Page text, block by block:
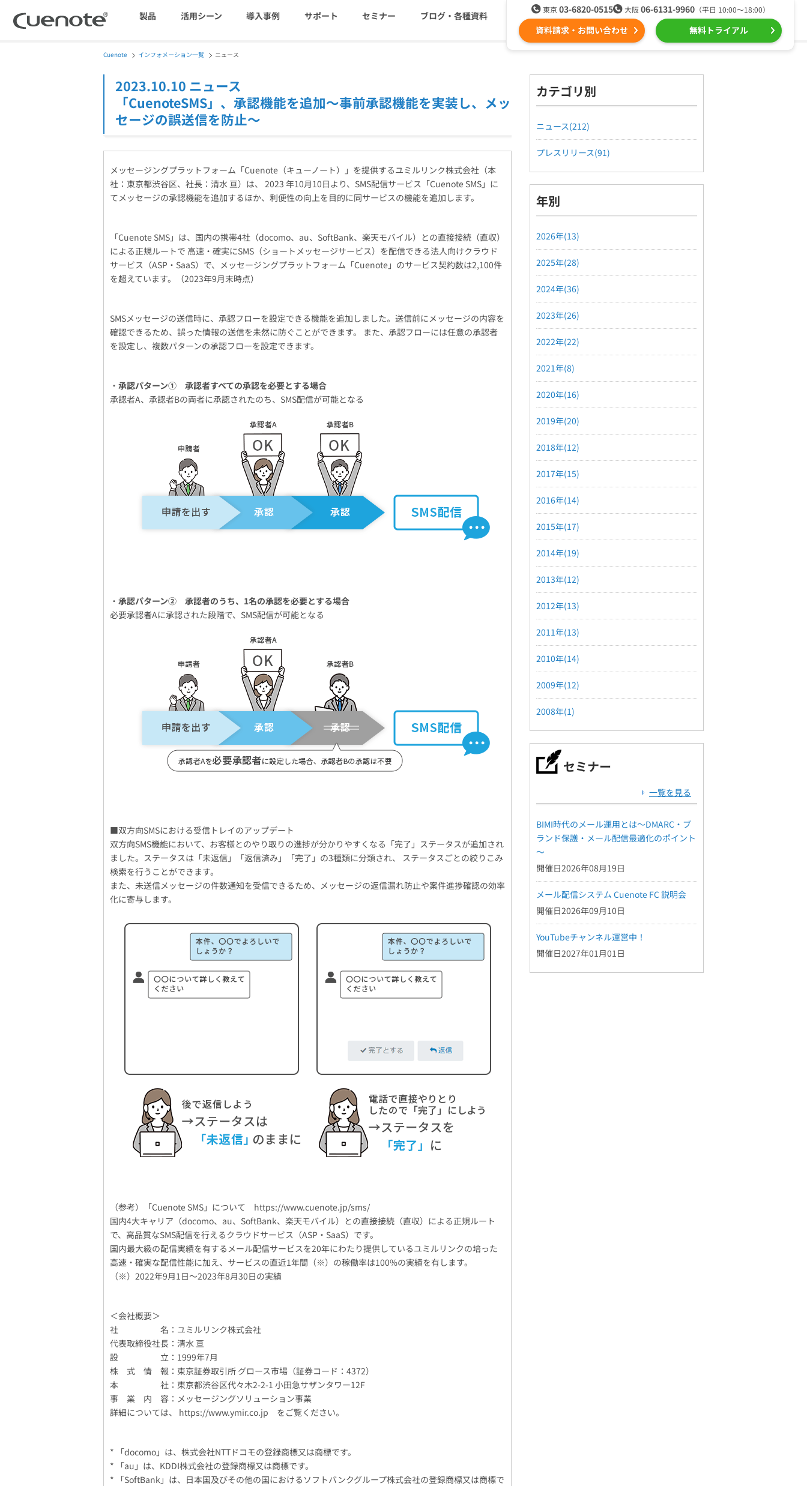
製品
メール配信システム メールリレーサーバー kintone（キントーン）メール配信
SMS配信サービス 認証サービス
SNSプロモーション支援事業
活用シーン
会員獲得／ニーズ把握
効果改善・顧客育成
導入事例 サポート セミナー ブログ・各種資料
マーケティングブログ
資料請求・お問い合わせ 無料トライアル
東京 03-6820-0515 大阪 06-6131-9960（平日 10:00〜18:00）
Cuenote インフォメーション一覧 ニュース
2023.10.10 ニュース
「CuenoteSMS」、承認機能を追加～事前承認機能を実装し、メッ
セージの誤送信を防止～
メッセージングプラットフォーム「Cuenote（キューノート）」を提供するユミルリンク株式会社（本
社：東京都渋谷区、社長：清水 亘）は、 2023 年10月10日より、SMS配信サービス「Cuenote SMS」に
てメッセージの承認機能を追加するほか、利便性の向上を目的に同サービスの機能を追加します。
「Cuenote SMS」は、国内の携帯4社（docomo、au、SoftBank、楽天モバイル）との直接接続（直収）
による正規ルートで 高速・確実にSMS（ショートメッセージサービス）を配信できる法人向けクラウド
サービス（ASP・SaaS）で、メッセージングプラットフォーム「Cuenote」のサービス契約数は2,100件
を超えています。（2023年9月末時点）
SMSメッセージの送信時に、承認フローを設定できる機能を追加しました。送信前にメッセージの内容を
確認できるため、誤った情報の送信を未然に防ぐことができます。 また、承認フローには任意の承認者
を設定し、複数パターンの承認フローを設定できます。
・ 承認パターン① 承認者すべての承認を必要とする場合
承認者A、承認者Bの両者に承認されたのち、SMS配信が可能となる
・ 承認パターン② 承認者のうち、1名の承認を必要とする場合
必要承認者Aに承認された段階で、SMS配信が可能となる
■双方向SMSにおける受信トレイのアップデート
双方向SMS機能において、お客様とのやり取りの進捗が分かりやすくなる「完了」ステータスが追加され
ました。ステータスは「未返信」「返信済み」「完了」の3種類に分類され、 ステータスごとの絞りこみ
検索を行うことができます。
また、未送信メッセージの件数通知を受信できるため、メッセージの返信漏れ防止や案件進捗確認の効率
化に寄与します。
（参考）「Cuenote SMS」について https://www.cuenote.jp/sms/
国内4大キャリア（docomo、au、SoftBank、楽天モバイル）との直接接続（直収）による正規ルート
で、高品質なSMS配信を行えるクラウドサービス（ASP・SaaS）です。
国内最大級の配信実績を有するメール配信サービスを20年にわたり提供しているユミルリンクの培った
高速・確実な配信性能に加え、サービスの直近1年間（※）の稼働率は100%の実績を有します。
（※）2022年9月1日～2023年8月30日の実績
＜会社概要＞
社 名：ユミルリンク株式会社
代表取締役社長：清水 亘
設 立：1999年7月
株 式 情 報：東京証券取引所 グロース市場（証券コード：4372）
本 社：東京都渋谷区代々木2-2-1 小田急サザンタワー12F
事 業 内 容：メッセージングソリューション事業
詳細については、 https://www.ymir.co.jp をご覧ください。
* 「docomo」は、株式会社NTTドコモの登録商標又は商標です。
* 「au」は、KDDI株式会社の登録商標又は商標です。
* 「SoftBank」は、日本国及びその他の国におけるソフトバンクグループ株式会社の登録商標又は商標で
カテゴリ別
ニュース(212)
プレスリリース(91)
年別
2026年(13)
2025年(28)
2024年(36)
2023年(26)
2022年(22)
2021年(8)
2020年(16)
2019年(20)
2018年(12)
2017年(15)
2016年(14)
2015年(17)
2014年(19)
2013年(12)
2012年(13)
2011年(13)
2010年(14)
2009年(12)
2008年(1)
セミナー
一覧を見る
BIMI時代のメール運用とは～DMARC・ブ
ランド保護・メール配信最適化のポイント
～
開催日2026年08月19日
メール配信システム Cuenote FC 説明会
開催日2026年09月10日
YouTubeチャンネル運営中！
開催日2027年01月01日